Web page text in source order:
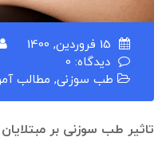
دیدگاه: 0
طب سوزنی, مطالب
تاثیر طب سوزنی بر مبتلایان